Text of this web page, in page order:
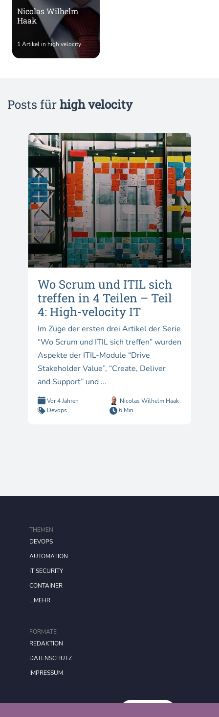
Nicolas Wilhelm
Haak
1 Artikel in high velocity
Posts fürhigh velocity
Wo Scrum und ITIL sich
treffen in 4 Teilen – Teil
4: High-velocity IT
Im Zuge der ersten drei Artikel der Serie
“Wo Scrum und ITIL sich treffen” wurden
Aspekte der ITIL-Module “Drive
Stakeholder Value”, “Create, Deliver
and Support” und ...
Vor 4 Jahren
Nicolas Wilhelm Haak
Devops
6 Min
FORMATE
REDAKTION
DATENSCHUTZ
IMPRESSUM
THEMEN
DEVOPS
AUTOMATION
IT SECURITY
CONTAINER
...MEHR